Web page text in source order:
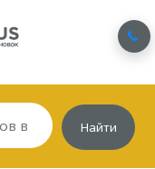
Найти